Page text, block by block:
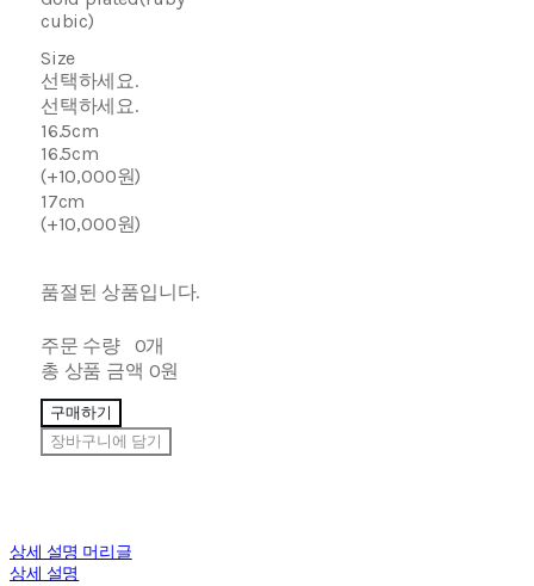
cubic)
Size
선택하세요.
선택하세요.
16.5cm
16.5cm
(+10,000원)
17cm
(+10,000원)
품절된 상품입니다.
주문 수량
0개
총 상품 금액 0원
구매하기
장바구니에 담기
상세 설명 머리글
상세 설명